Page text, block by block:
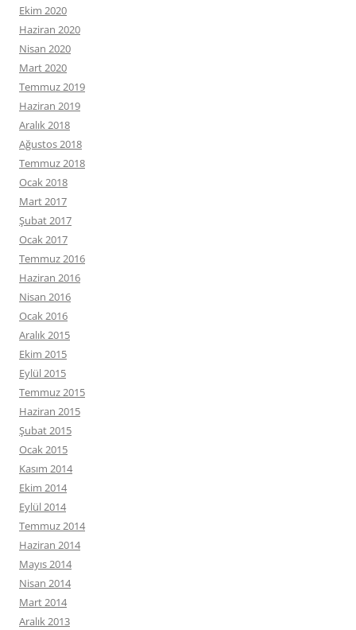
Ekim 2020
Haziran 2020
Nisan 2020
Mart 2020
Temmuz 2019
Haziran 2019
Aralık 2018
Ağustos 2018
Temmuz 2018
Ocak 2018
Mart 2017
Şubat 2017
Ocak 2017
Temmuz 2016
Haziran 2016
Nisan 2016
Ocak 2016
Aralık 2015
Ekim 2015
Eylül 2015
Temmuz 2015
Haziran 2015
Şubat 2015
Ocak 2015
Kasım 2014
Ekim 2014
Eylül 2014
Temmuz 2014
Haziran 2014
Mayıs 2014
Nisan 2014
Mart 2014
Aralık 2013